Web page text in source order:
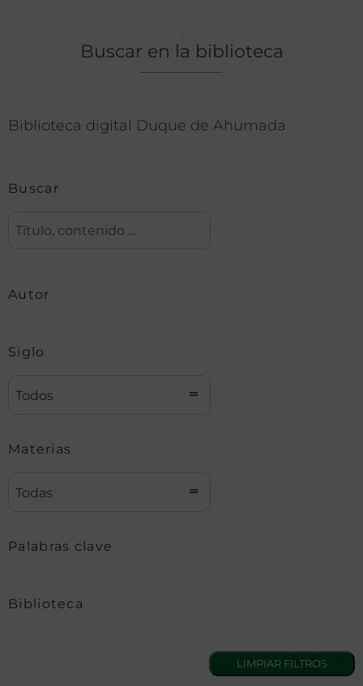
Buscar en la biblioteca
Biblioteca digital Duque de Ahumada
Buscar
Autor
Siglo
Todos
Materias
Todas
Palabras clave
Biblioteca